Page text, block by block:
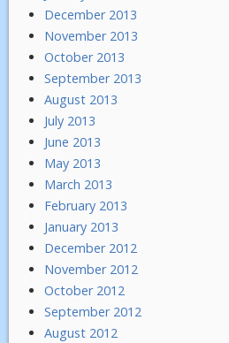
December 2013
November 2013
October 2013
September 2013
August 2013
July 2013
June 2013
May 2013
March 2013
February 2013
January 2013
December 2012
November 2012
October 2012
September 2012
August 2012